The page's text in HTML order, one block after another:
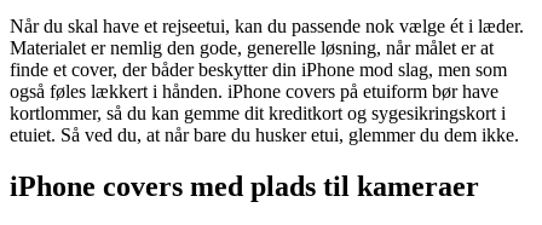
Når du skal have et rejseetui, kan du passende nok vælge ét i læder.
Materialet er nemlig den gode, generelle løsning, når målet er at
finde et cover, der båder beskytter din iPhone mod slag, men som
også føles lækkert i hånden. iPhone covers på etuiform bør have
kortlommer, så du kan gemme dit kreditkort og sygesikringskort i
etuiet. Så ved du, at når bare du husker etui, glemmer du dem ikke.
iPhone covers med plads til kameraer